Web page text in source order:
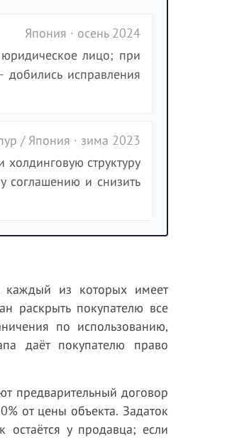
Япония · осень 2024
лицо; при
исправления
/ Япония · зима 2023
структуру
соглашению и снизить
каждый из которых имеет
раскрыть покупателю все
по использованию,
даёт покупателю право
предварительный договор
от цены объекта. Задаток
остаётся у продавца; если